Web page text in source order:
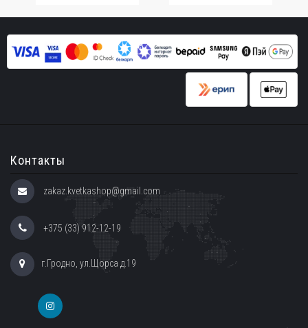
Контакты
zakaz.kvetkashop@gmail.com
+375 (33) 912-12-19
г.Гродно, ул.Щорса д.19